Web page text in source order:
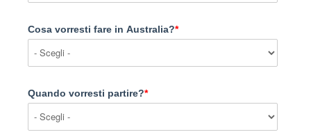
Cosa vorresti fare in Australia?*
Quando vorresti partire?*